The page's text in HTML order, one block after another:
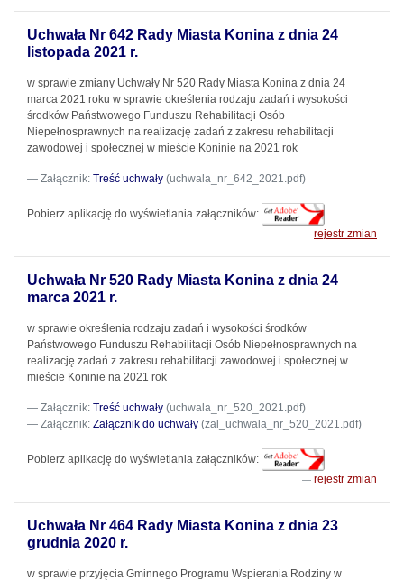
Uchwała Nr 642 Rady Miasta Konina z dnia 24
listopada 2021 r.
w sprawie zmiany Uchwały Nr 520 Rady Miasta Konina z dnia 24
marca 2021 roku w sprawie określenia rodzaju zadań i wysokości
środków Państwowego Funduszu Rehabilitacji Osób
Niepełnosprawnych na realizację zadań z zakresu rehabilitacji
zawodowej i społecznej w mieście Koninie na 2021 rok
Załącznik: Treść uchwały (uchwala_nr_642_2021.pdf)
Pobierz aplikację do wyświetlania załączników:
rejestr zmian
Uchwała Nr 520 Rady Miasta Konina z dnia 24
marca 2021 r.
w sprawie określenia rodzaju zadań i wysokości środków
Państwowego Funduszu Rehabilitacji Osób Niepełnosprawnych na
realizację zadań z zakresu rehabilitacji zawodowej i społecznej w
mieście Koninie na 2021 rok
Załącznik: Treść uchwały (uchwala_nr_520_2021.pdf)
Załącznik: Załącznik do uchwały (zal_uchwala_nr_520_2021.pdf)
Pobierz aplikację do wyświetlania załączników:
rejestr zmian
Uchwała Nr 464 Rady Miasta Konina z dnia 23
grudnia 2020 r.
w sprawie przyjęcia Gminnego Programu Wspierania Rodziny w